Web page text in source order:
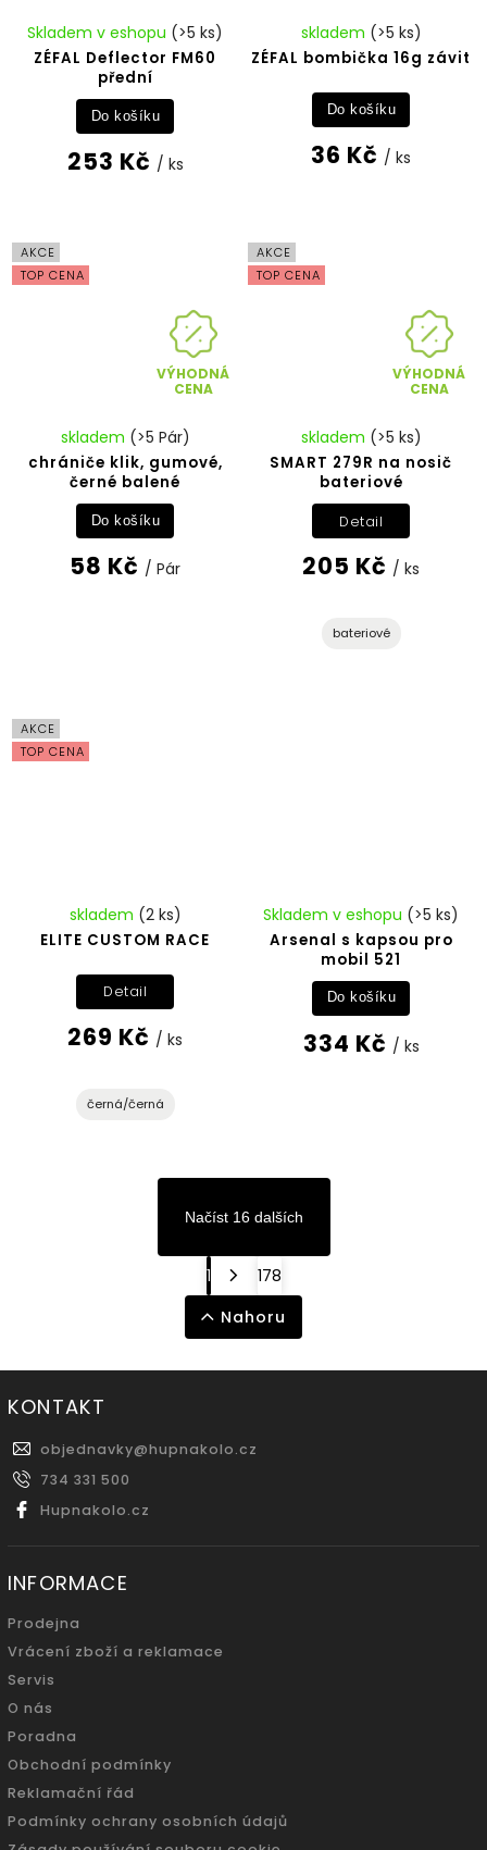
ZÉFAL Deflector FM60
přední
Skladem v eshopu (>5 ks)
253 Kč / ks
Do košíku
ZÉFAL bombička 16g závit
skladem (>5 ks)
36 Kč / ks
Do košíku
AKCE
TOP CENA
VÝHODNÁ
CENA
chrániče klik, gumové,
černé balené
skladem (>5 Pár)
58 Kč / Pár
Do košíku
AKCE
TOP CENA
VÝHODNÁ
CENA
SMART 279R na nosič
bateriové
skladem (>5 ks)
205 Kč / ks
Detail
bateriové
AKCE
TOP CENA
ELITE CUSTOM RACE
skladem (2 ks)
269 Kč / ks
Detail
černá/černá
Arsenal s kapsou pro
mobil 521
Skladem v eshopu (>5 ks)
334 Kč / ks
Do košíku
Načíst 16 dalších
1
178
Nahoru
KONTAKT
objednavky@hupnakolo.cz
734 331 500
Hupnakolo.cz
INFORMACE
Prodejna
Vrácení zboží a reklamace
Servis
O nás
Poradna
Obchodní podmínky
Reklamační řád
Podmínky ochrany osobních údajů